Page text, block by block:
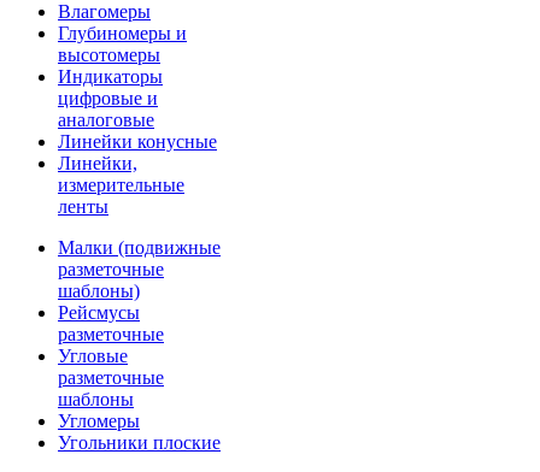
Влагомеры
Глубиномеры и
высотомеры
Индикаторы
цифровые и
аналоговые
Линейки конусные
Линейки,
измерительные
ленты
Малки (подвижные
разметочные
шаблоны)
Рейсмусы
разметочные
Угловые
разметочные
шаблоны
Угломеры
Угольники плоские